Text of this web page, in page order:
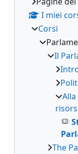
I miei
Corsi
Il
The